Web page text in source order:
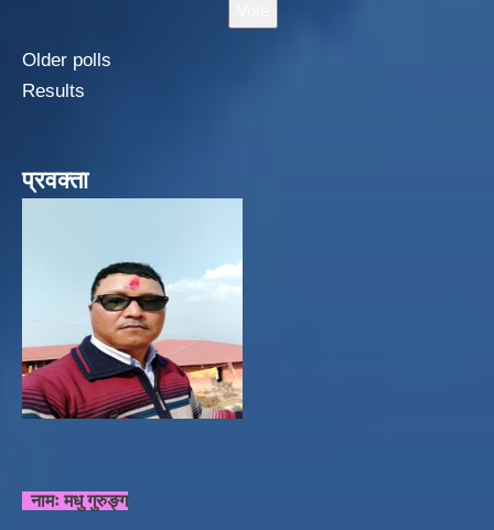
Older polls
Results
प्रवक्ता
नामः मधु गुरुङ्ग